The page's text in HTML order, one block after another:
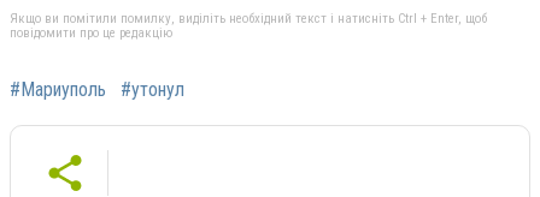
Якщо ви помітили помилку, виділіть необхідний текст і натисніть Ctrl + Enter, щоб
повідомити про це редакцію
#Мариуполь #утонул